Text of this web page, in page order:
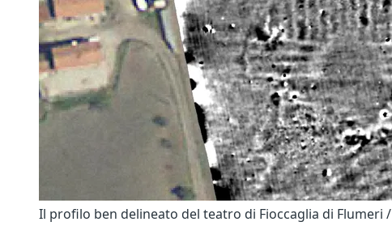
Il profilo ben delineato del teatro di Fioccaglia di Flumeri